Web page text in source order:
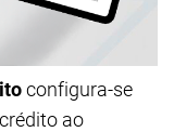
configura-se
ao